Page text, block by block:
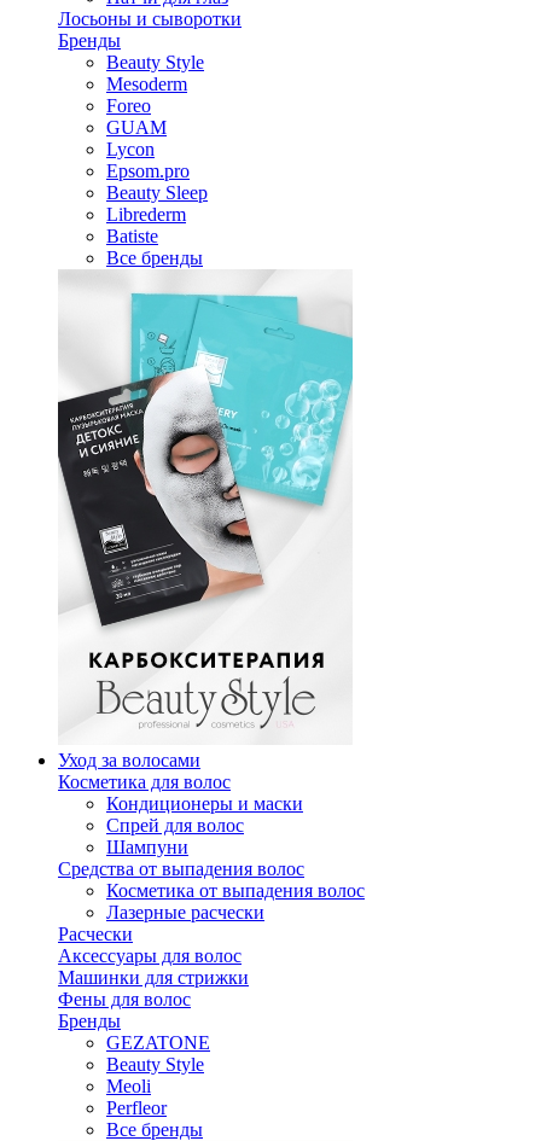
Лосьоны и сыворотки
Бренды
Beauty Style
Mesoderm
Foreo
GUAM
Lycon
Epsom.pro
Beauty Sleep
Librederm
Batiste
Все бренды
Уход за волосами
Косметика для волос
Кондиционеры и маски
Спрей для волос
Шампуни
Средства от выпадения волос
Косметика от выпадения волос
Лазерные расчески
Расчески
Аксессуары для волос
Машинки для стрижки
Фены для волос
Бренды
GEZATONE
Beauty Style
Meoli
Perfleor
Все бренды